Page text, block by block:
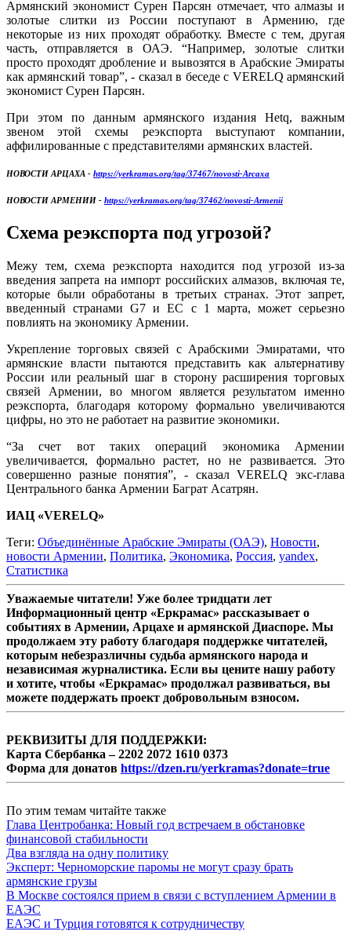
Армянский экономист Сурен Парсян отмечает, что алмазы и
золотые слитки из России поступают в Армению, где
некоторые из них проходят обработку. Вместе с тем, другая
часть, отправляется в ОАЭ. “Например, золотые слитки
просто проходят дробление и вывозятся в Арабские Эмираты
как армянский товар”, - сказал в беседе с VERELQ армянский
экономист Сурен Парсян.
При этом по данным армянского издания Hetq, важным
звеном этой схемы реэкспорта выступают компании,
аффилированные с представителями армянских властей.
НОВОСТИ АРЦАХА - https://yerkramas.org/tag/37467/novosti-Arcaxa
НОВОСТИ АРМЕНИИ - https://yerkramas.org/tag/37462/novosti-Armenii
Схема реэкспорта под угрозой?
Межу тем, схема реэкспорта находится под угрозой из-за
введения запрета на импорт российских алмазов, включая те,
которые были обработаны в третьих странах. Этот запрет,
введенный странами G7 и ЕС с 1 марта, может серьезно
повлиять на экономику Армении.
Укрепление торговых связей с Арабскими Эмиратами, что
армянские власти пытаются представить как альтернативу
России или реальный шаг в сторону расширения торговых
связей Армении, во многом является результатом именно
реэкспорта, благодаря которому формально увеличиваются
цифры, но это не работает на развитие экономики.
“За счет вот таких операций экономика Армении
увеличивается, формально растет, но не развивается. Это
совершенно разные понятия”, - сказал VERELQ экс-глава
Центрального банка Армении Баграт Асатрян.
ИАЦ «VERELQ»
Теги: Объединённые Арабские Эмираты (ОАЭ), Новости,
новости Армении, Политика, Экономика, Россия, yandex,
Статистика
Уважаемые читатели! Уже более тридцати лет
Информационный центр «Еркрамас» рассказывает о
событиях в Армении, Арцахе и армянской Диаспоре. Мы
продолжаем эту работу благодаря поддержке читателей,
которым небезразличны судьба армянского народа и
независимая журналистика. Если вы цените нашу работу
и хотите, чтобы «Еркрамас» продолжал развиваться, вы
можете поддержать проект добровольным взносом.
РЕКВИЗИТЫ ДЛЯ ПОДДЕРЖКИ:
Карта Сбербанка – 2202 2072 1610 0373
Форма для донатов https://dzen.ru/yerkramas?donate=true
По этим темам читайте также
Глава Центробанка: Новый год встречаем в обстановке
финансовой стабильности
Два взгляда на одну политику
Эксперт: Черноморские паромы не могут сразу брать
армянские грузы
В Москве состоялся прием в связи с вступлением Армении в
ЕАЭС
ЕАЭС и Турция готовятся к сотрудничеству